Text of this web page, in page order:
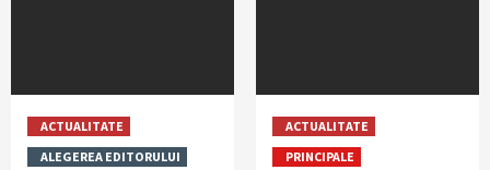
ACTUALITATE
ALEGEREA EDITORULUI
ACTUALITATE
PRINCIPALE